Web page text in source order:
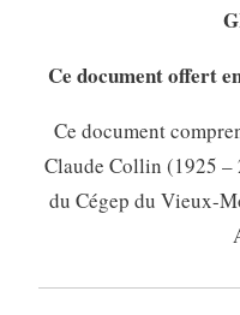
Ce document offert
Ce document
Claude Collin (1925 –
du Cégep du Vieux-